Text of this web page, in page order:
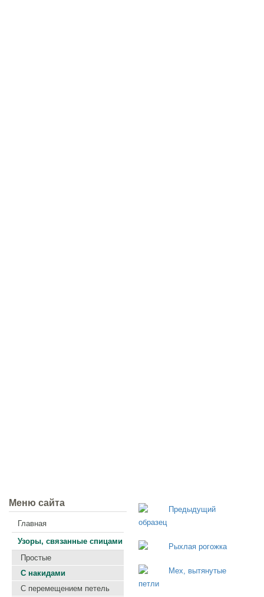
Меню сайта
Главная
Узоры, связанные спицами
Простые
С накидами
С перемещением петель